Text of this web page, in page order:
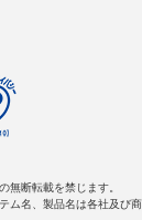
無断転載を禁じます。
ム名、製品名は各社及び